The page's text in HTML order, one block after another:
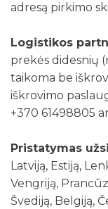
adresą pirkimo
Logistikos
prekės didesnių
taikoma be
iškrovimo
+370 61498805
Pristatymas
Latviją, Estiją,
Vengriją,
Švediją, Belgiją,